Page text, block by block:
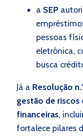
a SEP
pessoas
eletrônica,
busca
Já a Resolução
gestão de riscos
financeiras,
fortalece pilares